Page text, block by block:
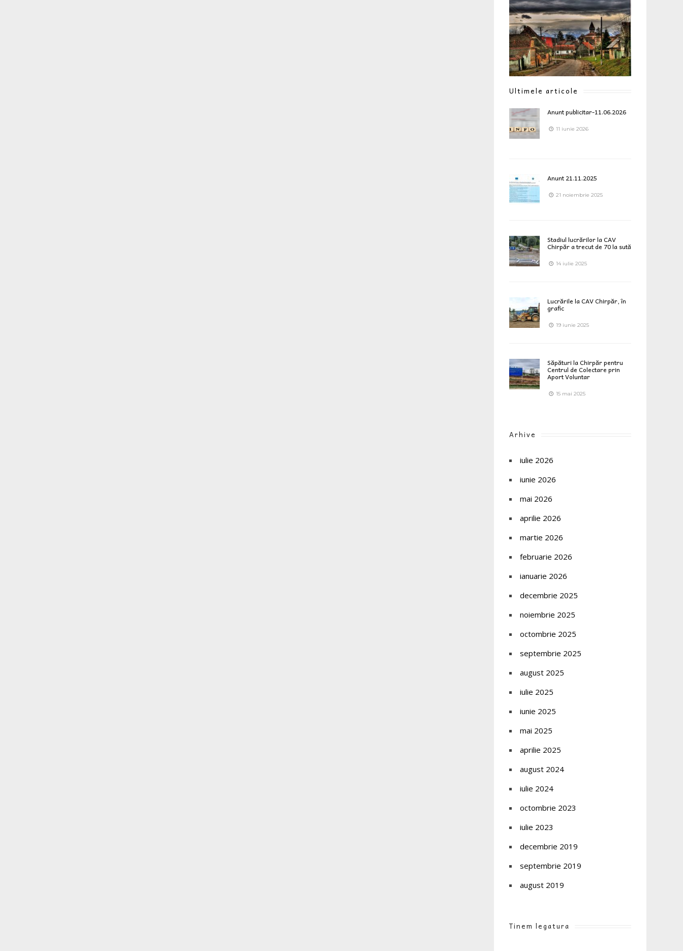
Ultimele articole
Anunt publicitar-11.06.2026
11 iunie 2026
Anunt 21.11.2025
21 noiembrie 2025
Stadiul lucrărilor la CAV
Chirpăr a trecut de 70 la sută
14 iulie 2025
Lucrările la CAV Chirpăr, în
grafic
19 iunie 2025
Săpături la Chirpăr pentru
Centrul de Colectare prin
Aport Voluntar
15 mai 2025
Arhive
iulie 2026
iunie 2026
mai 2026
aprilie 2026
martie 2026
februarie 2026
ianuarie 2026
decembrie 2025
noiembrie 2025
octombrie 2025
septembrie 2025
august 2025
iulie 2025
iunie 2025
mai 2025
aprilie 2025
august 2024
iulie 2024
octombrie 2023
iulie 2023
decembrie 2019
septembrie 2019
august 2019
Tinem legatura